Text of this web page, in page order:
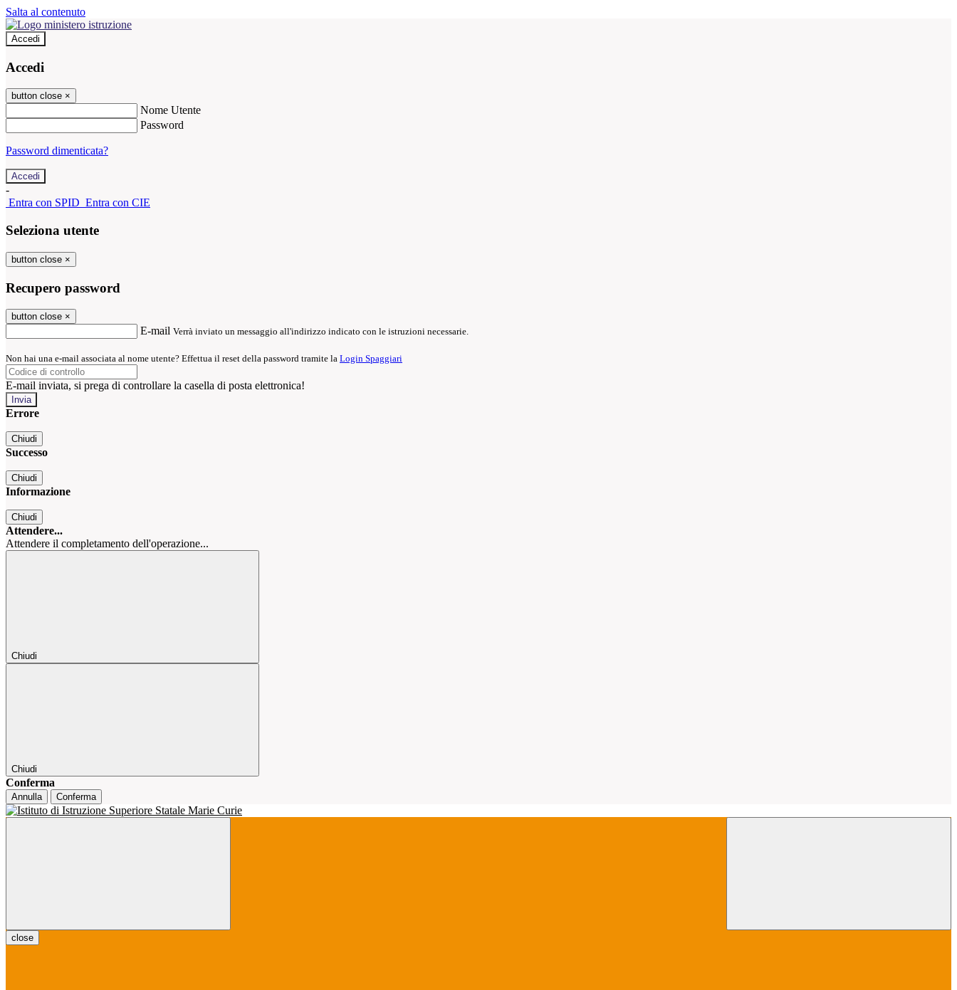
Salta al contenuto
Accedi
Accedi
button close ×
Nome Utente
Password
Password dimenticata?
-
Entra con SPID Entra con CIE
Seleziona utente
button close ×
Recupero password
button close ×
E-mail Verrà inviato un messaggio all'indirizzo indicato con le istruzioni necessarie.
Non hai una e-mail associata al nome utente? Effettua il reset della password tramite la Login Spaggiari
E-mail inviata, si prega di controllare la casella di posta elettronica!
Errore
Chiudi
Successo
Chiudi
Informazione
Chiudi
Attendere...
Attendere il completamento dell'operazione...
Chiudi
Chiudi
Conferma
Annulla Conferma
close